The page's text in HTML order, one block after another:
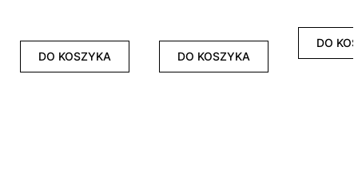
DO KOSZYKA DO KOSZYKA
DO